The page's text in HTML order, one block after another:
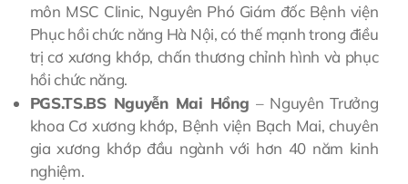
môn MSC Clinic, Nguyên Phó Giám đốc Bệnh viện
Phục hồi chức năng Hà Nội, có thế mạnh trong điều
trị cơ xương khớp, chấn thương chỉnh hình và phục
hồi chức năng.
PGS.TS.BS Nguyễn Mai Hồng – Nguyên Trưởng
khoa Cơ xương khớp, Bệnh viện Bạch Mai, chuyên
gia xương khớp đầu ngành với hơn 40 năm kinh
nghiệm.